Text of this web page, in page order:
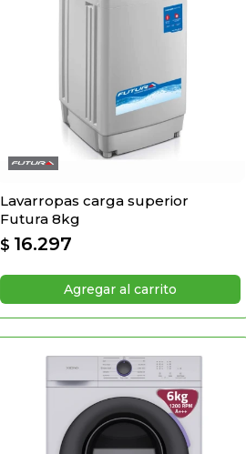
Lavarropas carga superior
Futura 8kg
$ 16.297